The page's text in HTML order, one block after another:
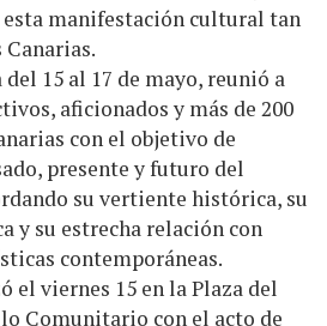
manifestación cultural tan
15 al 17 de mayo, reunió a
aficionados y más de 200
con el objetivo de
presente y futuro del
su vertiente histórica, su
y su estrecha relación con
contemporáneas.
el viernes 15 en la Plaza del
Comunitario con el acto de